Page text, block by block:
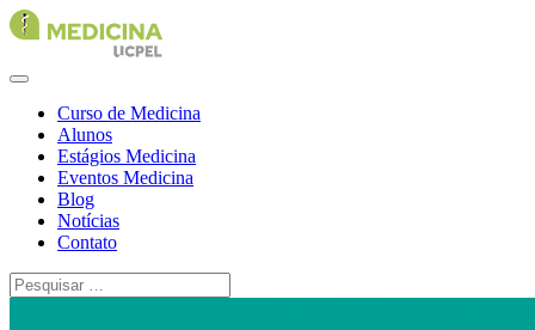
Curso de Medicina
Alunos
Estágios Medicina
Eventos Medicina
Blog
Notícias
Contato